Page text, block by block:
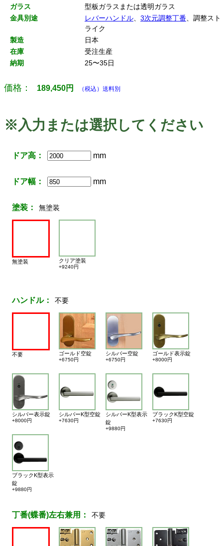
ガラス
型板ガラスまたは透明ガラス
金具別途
レバーハンドル、 3次元調整丁番、調整スト
ライク
製造
日本
在庫
受注生産
納期
25〜35日
価格： 189,450円 （税込）送料別
※入力または選択してください
ドア高： mm
ドア幅： mm
塗装： 無塗装
無塗装 クリア塗装
+9240円
ハンドル： 不要
不要 ゴールド空錠
+6750円
シルバー空錠
+6750円
ゴールド表示錠
+8000円
シルバー表示錠
+8000円
シルバーK型空錠
+7630円
シルバーK型表示
錠
+9880円
ブラックK型空錠
+7630円
ブラックK型表示
錠
+9880円
丁番(蝶番)左右兼用： 不要